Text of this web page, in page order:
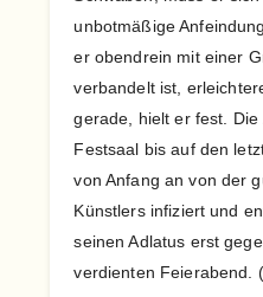
unbotmäßige
er obendrein mit einer
verbandelt ist,
gerade, hielt er fest.
Festsaal bis auf den
von Anfang an von der
Künstlers infiziert und
seinen Adlatus erst
verdienten Feierabend.